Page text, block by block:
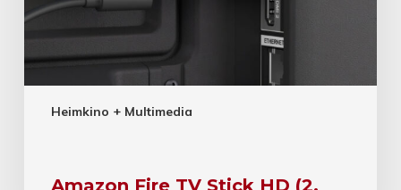
Heimkino + Multimedia